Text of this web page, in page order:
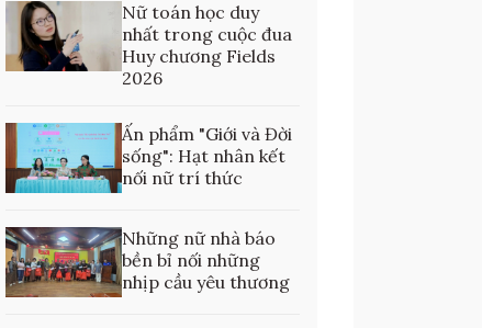
Nữ toán học duy
nhất trong cuộc đua
Huy chương Fields
2026
Ấn phẩm "Giới và Đời
sống": Hạt nhân kết
nối nữ trí thức
Những nữ nhà báo
bền bỉ nối những
nhịp cầu yêu thương